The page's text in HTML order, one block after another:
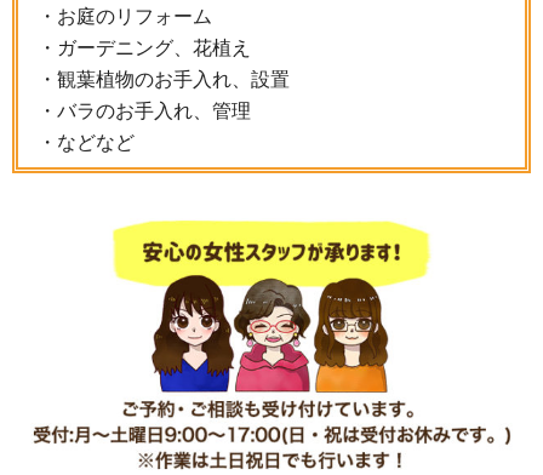
・お庭のリフォーム
・ガーデニング、花植え
・観葉植物のお手入れ、設置
・バラのお手入れ、管理
・などなど